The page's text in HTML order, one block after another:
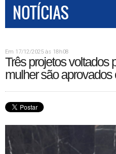
NOTÍCIAS
Em 17/12/2025 às 18h08
Três projetos voltados
mulher são